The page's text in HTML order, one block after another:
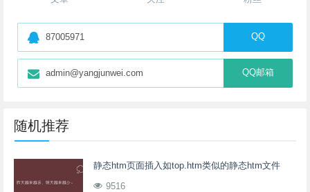
87005971 QQ
admin@yangjunwei.com QQ邮箱
随机推荐
静态htm页面插入如top.htm类似的静态htm文件
9516